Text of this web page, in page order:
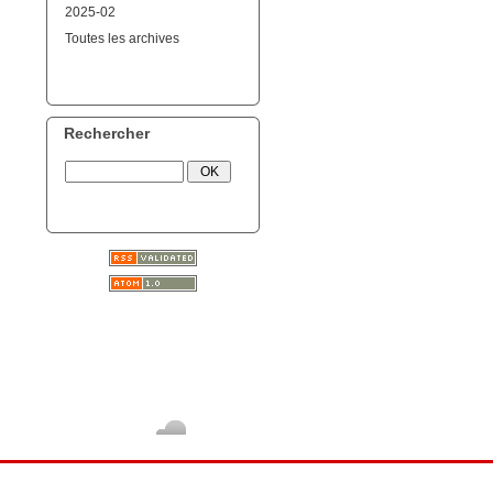
2025-02
Toutes les archives
Rechercher